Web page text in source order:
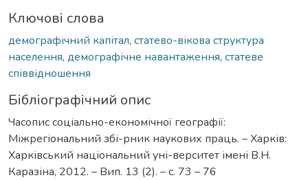
Ключові слова
демографічний капітал, статево-вікова структура
населення, демографічне навантаження, статеве
співвідношення
Бібліографічний опис
Часопис соціально-економічної географії:
Міжрегіональний збі-рник наукових праць. – Харків:
Харківський національний уні-верситет імені В.Н.
Каразіна, 2012. – Вип. 13 (2). – с. 73 – 76